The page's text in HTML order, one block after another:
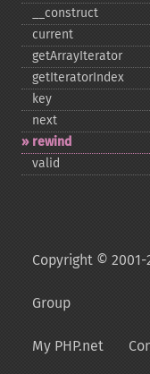
_​_​construct
current
getArrayIterator
getIteratorIndex
key
next
rewind
valid
Copyright © 2001-
Group
My PHP.net